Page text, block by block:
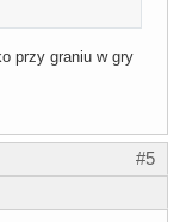
przy graniu w gry
#5